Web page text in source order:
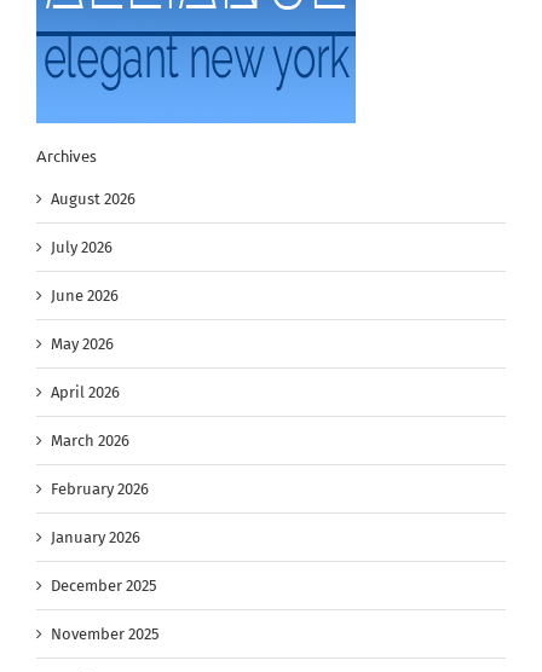
Archives
August 2026
July 2026
June 2026
May 2026
April 2026
March 2026
February 2026
January 2026
December 2025
November 2025